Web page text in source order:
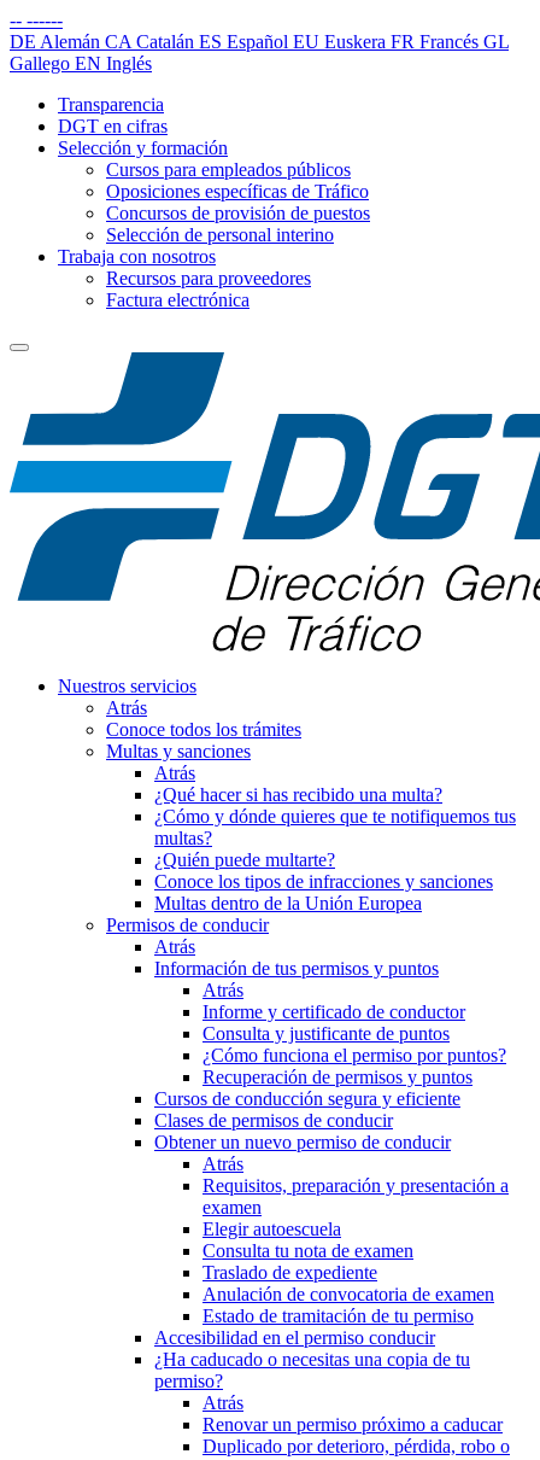
-- ------
DE Alemán CA Catalán ES Español EU Euskera FR Francés GL
Gallego EN Inglés
Transparencia
DGT en cifras
Selección y formación
Cursos para empleados públicos
Oposiciones específicas de Tráfico
Concursos de provisión de puestos
Selección de personal interino
Trabaja con nosotros
Recursos para proveedores
Factura electrónica
Nuestros servicios
Atrás
Conoce todos los trámites
Multas y sanciones
Atrás
¿Qué hacer si has recibido una multa?
¿Cómo y dónde quieres que te notifiquemos tus
multas?
¿Quién puede multarte?
Conoce los tipos de infracciones y sanciones
Multas dentro de la Unión Europea
Permisos de conducir
Atrás
Información de tus permisos y puntos
Atrás
Informe y certificado de conductor
Consulta y justificante de puntos
¿Cómo funciona el permiso por puntos?
Recuperación de permisos y puntos
Cursos de conducción segura y eficiente
Clases de permisos de conducir
Obtener un nuevo permiso de conducir
Atrás
Requisitos, preparación y presentación a
examen
Elegir autoescuela
Consulta tu nota de examen
Traslado de expediente
Anulación de convocatoria de examen
Estado de tramitación de tu permiso
Accesibilidad en el permiso conducir
¿Ha caducado o necesitas una copia de tu
permiso?
Atrás
Renovar un permiso próximo a caducar
Duplicado por deterioro, pérdida, robo o